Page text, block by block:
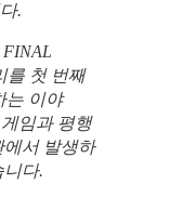
.
FINAL
를 첫 번째
는 이야
임과 평행
에서 발생하
니다.